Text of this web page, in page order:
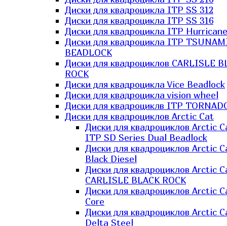
Диски для квадроцикла ITP SS 312
Диски для квадроцикла ITP SS 316
Диски для квадроцикла ITP Hurricane
Диски для квадроцикла ITP
BEADLOCK
Диски для квадроциклов CARLISLE
ROCK
Диски для квадроцикла Vice Beadlock
Диски для квадроцикла vision wheel
Диски для квадроциклв ITP
Диски для квадроциклов Arctic Cat
Диски для квадроциклов Arctic
ITP SD Series Dual Beadlock
Диски для квадроциклов Arctic
Black Diesel
Диски для квадроциклов Arctic
CARLISLE BLACK ROCK
Диски для квадроциклов Arctic
Core
Диски для квадроциклов Arctic
Delta Steel